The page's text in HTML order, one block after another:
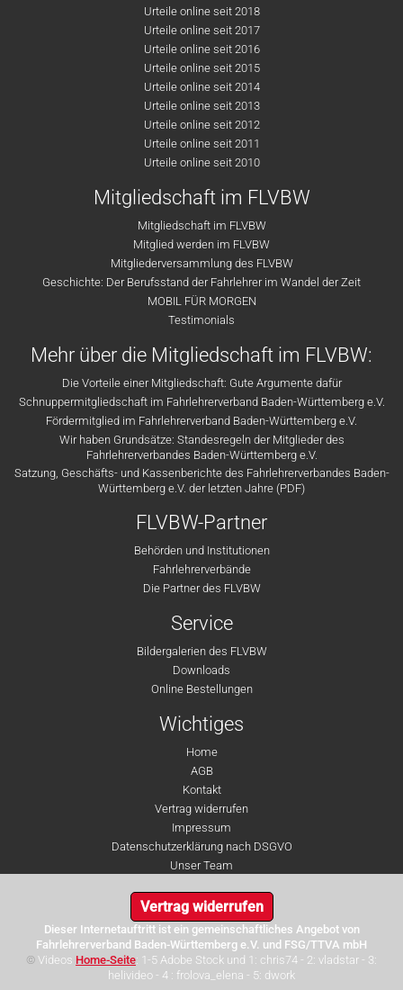
Urteile online seit 2018
Urteile online seit 2017
Urteile online seit 2016
Urteile online seit 2015
Urteile online seit 2014
Urteile online seit 2013
Urteile online seit 2012
Urteile online seit 2011
Urteile online seit 2010
Mitgliedschaft im FLVBW
Mitgliedschaft im FLVBW
Mitglied werden im FLVBW
Mitgliederversammlung des FLVBW
Geschichte: Der Berufsstand der Fahrlehrer im Wandel der Zeit
MOBIL FÜR MORGEN
Testimonials
Mehr über die Mitgliedschaft im FLVBW:
Die Vorteile einer Mitgliedschaft: Gute Argumente dafür
Schnuppermitgliedschaft im Fahrlehrerverband Baden-Württemberg e.V.
Fördermitglied im Fahrlehrerverband Baden-Württemberg e.V.
Wir haben Grundsätze: Standesregeln der Mitglieder des
Fahrlehrerverbandes Baden-Württemberg e.V.
Satzung, Geschäfts- und Kassenberichte des Fahrlehrerverbandes Baden-
Württemberg e.V. der letzten Jahre (PDF)
FLVBW-Partner
Behörden und Institutionen
Fahrlehrerverbände
Die Partner des FLVBW
Service
Bildergalerien des FLVBW
Downloads
Online Bestellungen
Wichtiges
Home
AGB
Kontakt
Vertrag widerrufen
Impressum
Datenschutzerklärung nach DSGVO
Unser Team
Vertrag widerrufen
Dieser Internetauftritt ist ein gemeinschaftliches Angebot von
Fahrlehrerverband Baden-Württemberg e.V. und FSG/TTVA mbH
© Videos Home-Seite: 1-5 Adobe Stock und 1: chris74 - 2: vladstar - 3:
helivideo - 4 : frolova_elena - 5: dwork